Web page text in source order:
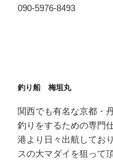
090-5976-8493
釣り船 梅垣丸
関西でも有名な京都・
釣りをするための専門
港より日々出航してお
スの大マダイを狙って